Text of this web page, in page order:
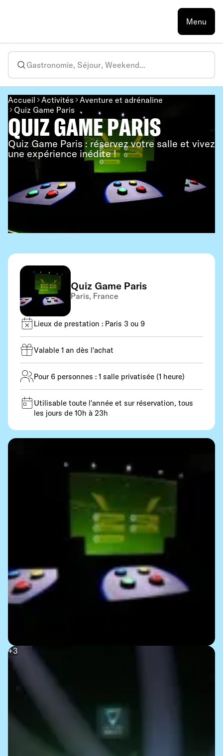
Menu
Accueil Activités Aventure et adrénaline
Quiz Game Paris
QUIZ GAME PARIS
Quiz Game Paris : réservez votre salle et vivez
une expérience inédite !
Quiz Game Paris
Paris, France
Lieux de prestation : Paris 3 ou 9
Valable 1 an dès l'achat
Pour 6 personnes : 1 salle privatisée (1 heure)
Utilisable toute l'année et sur réservation, tous
les jours de 10h à 23h